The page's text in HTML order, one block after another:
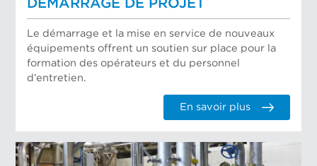
DÉMARRAGE DE PROJET
Le démarrage et la mise en service de nouveaux
équipements offrent un soutien sur place pour la
formation des opérateurs et du personnel
d’entretien.
En savoir plus